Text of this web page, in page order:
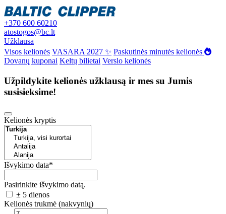
+370 600 60210
atostogos@bc.lt
Užklausa
Visos kelionės VASARA 2027 ✨ Paskutinės minutės kelionės
Dovanų kuponai Keltų bilietai Verslo kelionės
Užpildykite kelionės užklausą ir mes su Jumis
susisieksime!
Kelionės kryptis
Išvykimo data*
Pasirinkite išvykimo datą.
± 5 dienos
Kelionės trukmė (nakvynių)